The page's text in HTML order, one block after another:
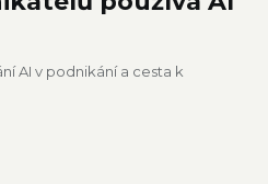
AI v podnikání a cesta k